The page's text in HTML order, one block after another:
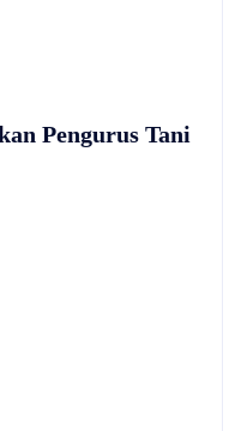
Pengurus Tani